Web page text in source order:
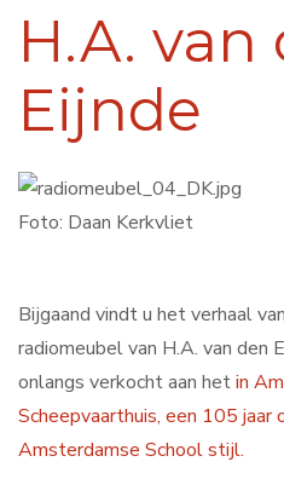
H.A. van
Eijnde
Foto: Daan Kerkvliet
Bijgaand vindt u het verhaal
radiomeubel van H.A. van den
onlangs verkocht aan hetin
Scheepvaarthuis, een 105 jaar
Amsterdamse School stijl.